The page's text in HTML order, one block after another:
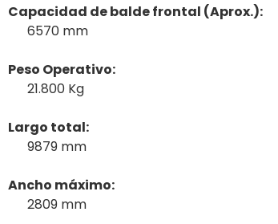
Capacidad de balde frontal (Aprox.):
6570 mm
Peso Operativo:
21.800 Kg
Largo total:
9879 mm
Ancho máximo:
2809 mm